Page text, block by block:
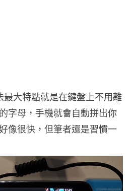
大特點就是在鍵盤上不用離
字母，手機就會自動拼出你
像很快，但筆者還是習慣一